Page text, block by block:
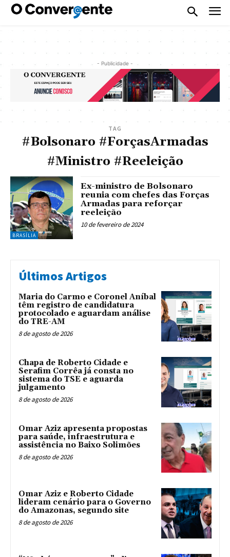
- Publicidade -
TAG
#Bolsonaro #ForçasArmadas
#Ministro #Reeleição
BRASÍLIA
Ex-ministro de Bolsonaro
reunia com chefes das Forças
Armadas para reforçar
reeleição
10 de fevereiro de 2024
Últimos Artigos
Maria do Carmo e Coronel Aníbal
têm registro de candidatura
protocolado e aguardam análise
do TRE-AM
8 de agosto de 2026
Chapa de Roberto Cidade e
Serafim Corrêa já consta no
sistema do TSE e aguarda
julgamento
8 de agosto de 2026
Omar Aziz apresenta propostas
para saúde, infraestrutura e
assistência no Baixo Solimões
8 de agosto de 2026
Omar Aziz e Roberto Cidade
lideram cenário para o Governo
do Amazonas, segundo site
8 de agosto de 2026